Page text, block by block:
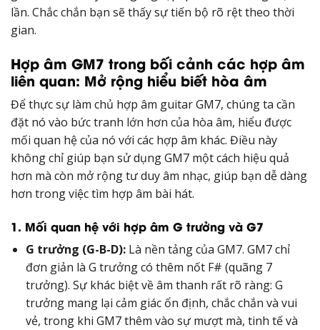
lần. Chắc chắn bạn sẽ thấy sự tiến bộ rõ rệt theo thời
gian.
Hợp âm GM7 trong bối cảnh các hợp âm
liên quan: Mở rộng hiểu biết hòa âm
Để thực sự làm chủ hợp âm guitar GM7, chúng ta cần
đặt nó vào bức tranh lớn hơn của hòa âm, hiểu được
mối quan hệ của nó với các hợp âm khác. Điều này
không chỉ giúp bạn sử dụng GM7 một cách hiệu quả
hơn mà còn mở rộng tư duy âm nhạc, giúp bạn dễ dàng
hơn trong việc tìm hợp âm bài hát.
1. Mối quan hệ với hợp âm G trưởng và G7
G trưởng (G-B-D):Là nền tảng của GM7. GM7 chỉ
đơn giản là G trưởng có thêm nốt F# (quãng 7
trưởng). Sự khác biệt về âm thanh rất rõ ràng: G
trưởng mang lại cảm giác ổn định, chắc chắn và vui
vẻ, trong khi GM7 thêm vào sự mượt mà, tinh tế và